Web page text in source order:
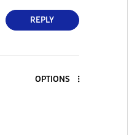
REPLY
OPTIONS